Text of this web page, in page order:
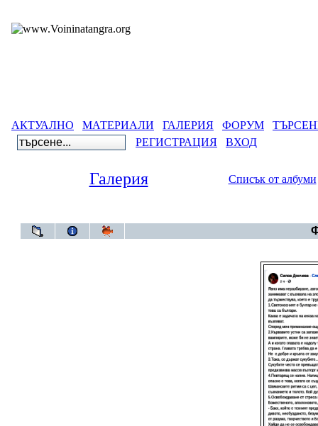
АКТУАЛНО МАТЕРИАЛИ ГАЛЕРИЯ ФОРУМ
РЕГИСТРАЦИЯ
ВХОД
Галерия Списък от албуми